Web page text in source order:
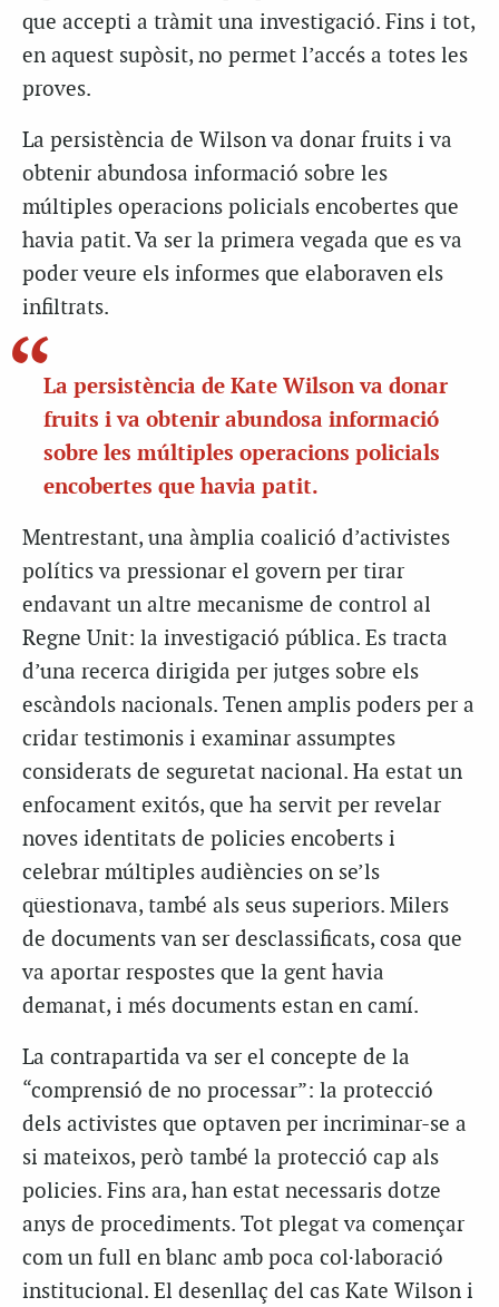
que accepti a tràmit una investigació. Fins i tot,
en aquest supòsit, no permet l’accés a totes les
proves.
La persistència de Wilson va donar fruits i va
obtenir abundosa informació sobre les
múltiples operacions policials encobertes que
havia patit. Va ser la primera vegada que es va
poder veure els informes que elaboraven els
infiltrats.
La persistència de Kate Wilson va donar
fruits i va obtenir abundosa informació
sobre les múltiples operacions policials
encobertes que havia patit.
Mentrestant, una àmplia coalició d’activistes
polítics va pressionar el govern per tirar
endavant un altre mecanisme de control al
Regne Unit: la investigació pública. Es tracta
d’una recerca dirigida per jutges sobre els
escàndols nacionals. Tenen amplis poders per a
cridar testimonis i examinar assumptes
considerats de seguretat nacional. Ha estat un
enfocament exitós, que ha servit per revelar
noves identitats de policies encoberts i
celebrar múltiples audiències on se’ls
qüestionava, també als seus superiors. Milers
de documents van ser desclassificats, cosa que
va aportar respostes que la gent havia
demanat, i més documents estan en camí.
La contrapartida va ser el concepte de la
“comprensió de no processar”: la protecció
dels activistes que optaven per incriminar-se a
si mateixos, però també la protecció cap als
policies. Fins ara, han estat necessaris dotze
anys de procediments. Tot plegat va començar
com un full en blanc amb poca col·laboració
institucional. El desenllaç del cas Kate Wilson i